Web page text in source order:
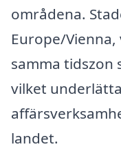
områdena.
Europe/
samma tidszon
vilket
landet.